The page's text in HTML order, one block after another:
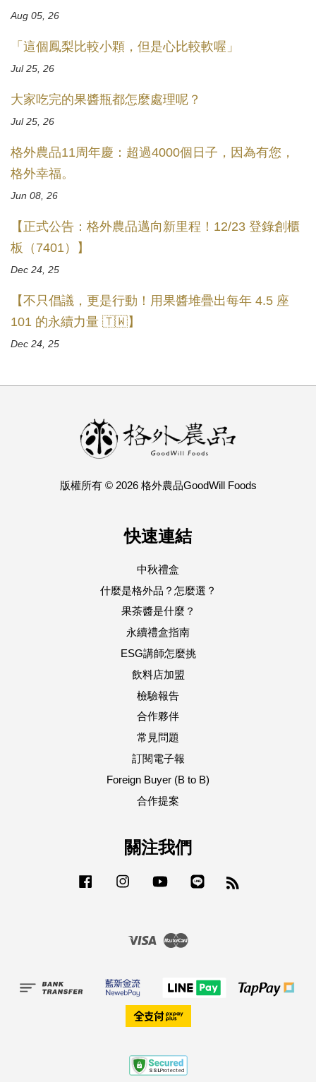
Aug 05, 26
「這個鳳梨比較小顆，但是心比較軟喔」
Jul 25, 26
大家吃完的果醬瓶都怎麼處理呢？
Jul 25, 26
格外農品11周年慶：超過4000個日子，因為有您，
格外幸福。
Jun 08, 26
【正式公告：格外農品邁向新里程！12/23 登錄創櫃
板（7401）】
Dec 24, 25
【不只倡議，更是行動！用果醬堆疊出每年 4.5 座
101 的永續力量 🇹🇼】
Dec 24, 25
版權所有 © 2026 格外農品GoodWill Foods
快速連結
中秋禮盒
什麼是格外品？怎麼選？
果茶醬是什麼？
永續禮盒指南
ESG講師怎麼挑
飲料店加盟
檢驗報告
合作夥伴
常見問題
訂閱電子報
Foreign Buyer (B to B)
合作提案
關注我們
Facebook Instagram YouTube
Visa